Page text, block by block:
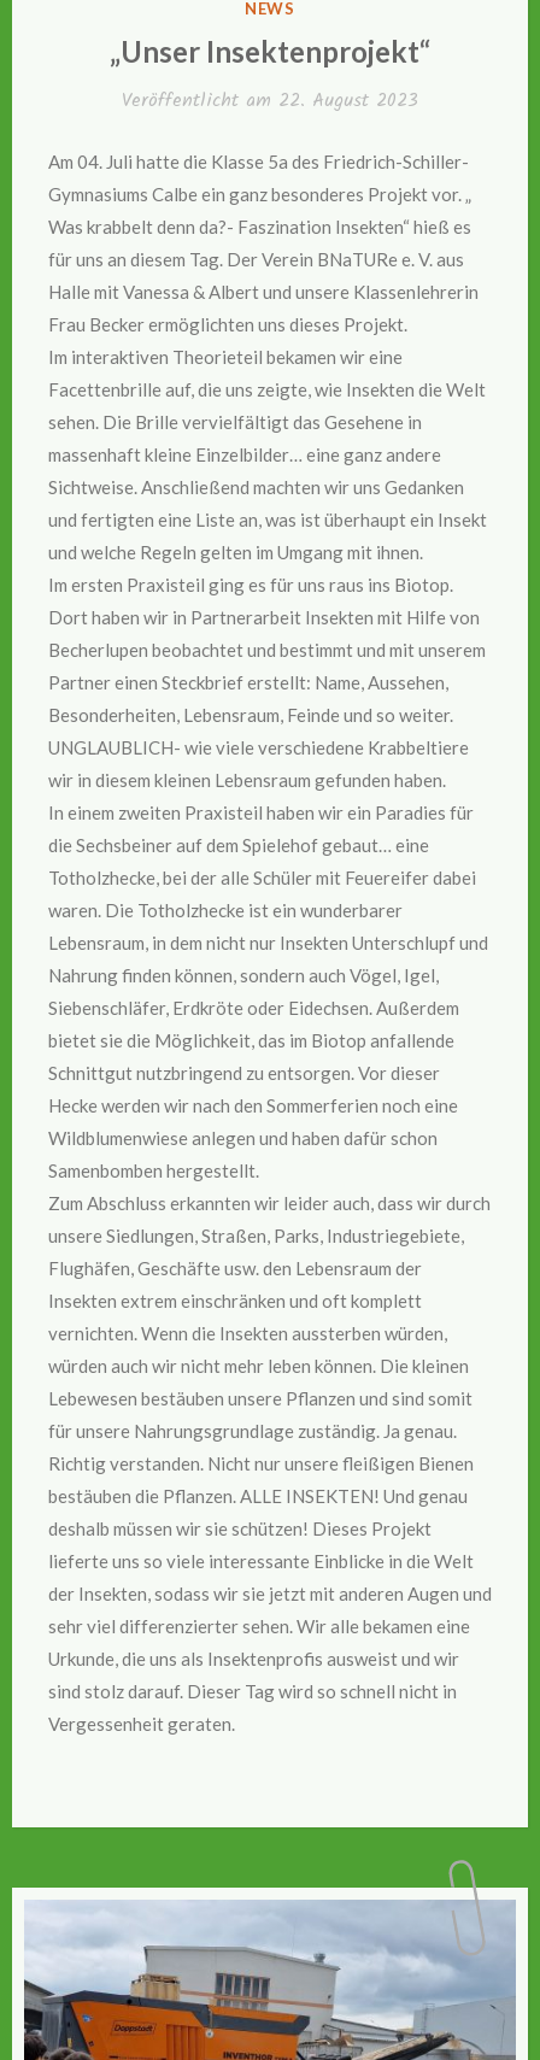
VERÖFFENTLICHT
NEWS
„Unser Insektenprojekt“
Veröffentlicht am 22. August 2023
Am 04. Juli hatte die Klasse 5a des Friedrich-Schiller-
Gymnasiums Calbe ein ganz besonderes Projekt vor. „
Was krabbelt denn da?- Faszination Insekten“ hieß es
für uns an diesem Tag. Der Verein BNaTURe e. V. aus
Halle mit Vanessa & Albert und unsere Klassenlehrerin
Frau Becker ermöglichten uns dieses Projekt.
Im interaktiven Theorieteil bekamen wir eine
Facettenbrille auf, die uns zeigte, wie Insekten die Welt
sehen. Die Brille vervielfältigt das Gesehene in
massenhaft kleine Einzelbilder… eine ganz andere
Sichtweise. Anschließend machten wir uns Gedanken
und fertigten eine Liste an, was ist überhaupt ein Insekt
und welche Regeln gelten im Umgang mit ihnen.
Im ersten Praxisteil ging es für uns raus ins Biotop.
Dort haben wir in Partnerarbeit Insekten mit Hilfe von
Becherlupen beobachtet und bestimmt und mit unserem
Partner einen Steckbrief erstellt: Name, Aussehen,
Besonderheiten, Lebensraum, Feinde und so weiter.
UNGLAUBLICH- wie viele verschiedene Krabbeltiere
wir in diesem kleinen Lebensraum gefunden haben.
In einem zweiten Praxisteil haben wir ein Paradies für
die Sechsbeiner auf dem Spielehof gebaut… eine
Totholzhecke, bei der alle Schüler mit Feuereifer dabei
waren. Die Totholzhecke ist ein wunderbarer
Lebensraum, in dem nicht nur Insekten Unterschlupf und
Nahrung finden können, sondern auch Vögel, Igel,
Siebenschläfer, Erdkröte oder Eidechsen. Außerdem
bietet sie die Möglichkeit, das im Biotop anfallende
Schnittgut nutzbringend zu entsorgen. Vor dieser
Hecke werden wir nach den Sommerferien noch eine
Wildblumenwiese anlegen und haben dafür schon
Samenbomben hergestellt.
Zum Abschluss erkannten wir leider auch, dass wir durch
unsere Siedlungen, Straßen, Parks, Industriegebiete,
Flughäfen, Geschäfte usw. den Lebensraum der
Insekten extrem einschränken und oft komplett
vernichten. Wenn die Insekten aussterben würden,
würden auch wir nicht mehr leben können. Die kleinen
Lebewesen bestäuben unsere Pflanzen und sind somit
für unsere Nahrungsgrundlage zuständig. Ja genau.
Richtig verstanden. Nicht nur unsere fleißigen Bienen
bestäuben die Pflanzen. ALLE INSEKTEN! Und genau
deshalb müssen wir sie schützen! Dieses Projekt
lieferte uns so viele interessante Einblicke in die Welt
der Insekten, sodass wir sie jetzt mit anderen Augen und
sehr viel differenzierter sehen. Wir alle bekamen eine
Urkunde, die uns als Insektenprofis ausweist und wir
sind stolz darauf. Dieser Tag wird so schnell nicht in
Vergessenheit geraten.